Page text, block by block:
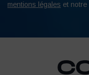
mentions légales et notre